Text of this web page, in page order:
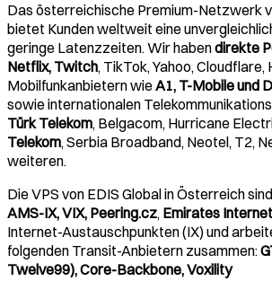
Das österreichische Premium-Netzwerk
bietet Kunden weltweit eine
geringe Latenzzeiten. Wir habendirekte
Netflix, Twitch, TikTok, Yahoo, Cloudflare,
Mobilfunkanbietern wieA1, T-Mobile und
sowie internationalen
Türk Telekom, Belgacom, Hurricane
Telekom, Serbia Broadband, Neotel, T2,
weiteren.
Die VPS von EDIS Global in Österreich
AMS-IX, VIX, Peering.cz, Emirates
Internet-Austauschpunkten (IX) und
folgenden Transit-Anbietern zusammen:
Twelve99), Core-Backbone, Voxility